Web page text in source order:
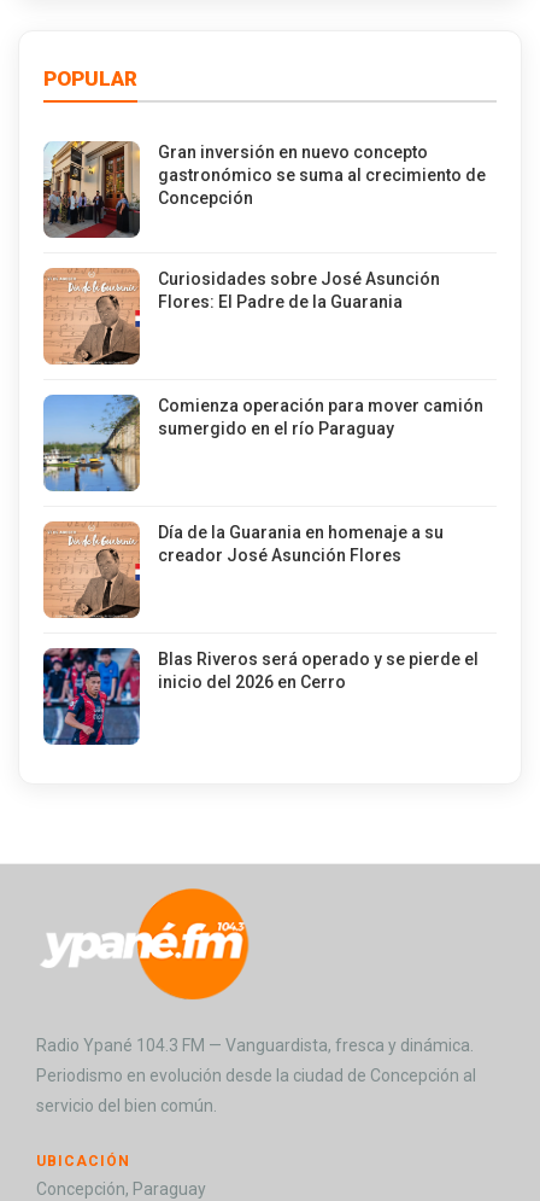
POPULAR
Gran inversión en nuevo concepto
gastronómico se suma al crecimiento de
Concepción
Curiosidades sobre José Asunción
Flores: El Padre de la Guarania
Comienza operación para mover camión
sumergido en el río Paraguay
Día de la Guarania en homenaje a su
creador José Asunción Flores
Blas Riveros será operado y se pierde el
inicio del 2026 en Cerro
Radio Ypané 104.3 FM — Vanguardista, fresca y dinámica.
Periodismo en evolución desde la ciudad de Concepción al
servicio del bien común.
UBICACIÓN
Concepción, Paraguay